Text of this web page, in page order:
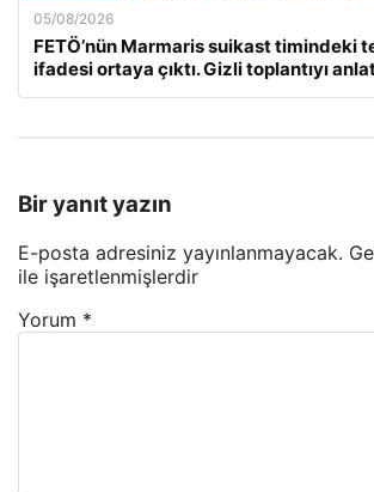
05/08/2026
FETÖ’nün Marmaris suikast timindeki
ifadesi ortaya çıktı. Gizli toplantıyı
Bir yanıt yazın
E-posta adresiniz yayınlanmayacak.
ile işaretlenmişlerdir
Yorum *